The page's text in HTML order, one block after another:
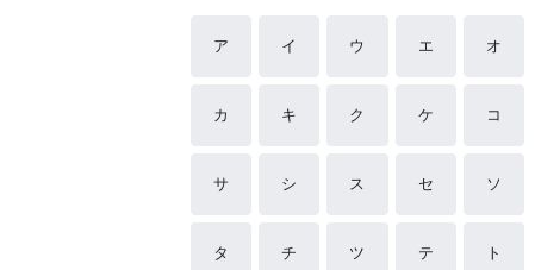
ア イ ウ エ オ
カ キ ク ケ コ
サ シ ス セ ソ
タ チ ツ テ ト